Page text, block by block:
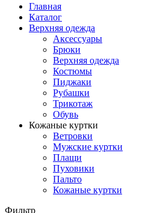
Главная
Каталог
Верхняя одежда
Аксессуары
Брюки
Верхняя одежда
Костюмы
Пиджаки
Рубашки
Трикотаж
Обувь
Кожаные куртки
Ветровки
Мужские куртки
Плащи
Пуховики
Пальто
Кожаные куртки
Фильтр